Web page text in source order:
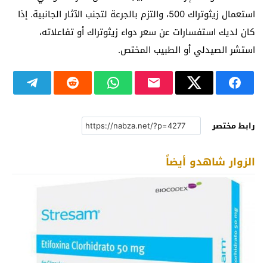
استعمال زيثوتراك 500، والتزم بالجرعة لتجنب الآثار الجانبية. إذا
كان لديك استفسارات عن سعر دواء زيثوتراك أو تفاعلاته،
استشر الصيدلي أو الطبيب المختص.
رابط مختصر
الزوار شاهدو أيضاً